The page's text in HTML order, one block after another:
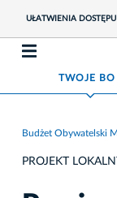
UŁATWIENIA DOSTĘPU
TWOJE BO
Budżet Obywatelski
PROJEKT